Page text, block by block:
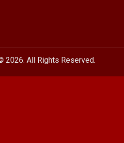
2026. All Rights Reserved.